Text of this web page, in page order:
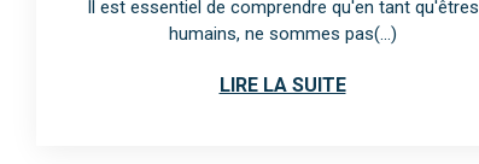
Il est essentiel de comprendre qu'en tant qu'êtres
humains, ne sommes pas(...)
LIRE LA SUITE